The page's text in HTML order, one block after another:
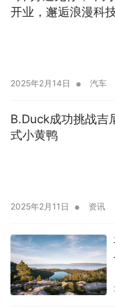
开业，邂逅浪漫科
2025年2月14日 • 汽车
B.Duck成功挑战吉
式小黄鸭
2025年2月11日 • 资讯